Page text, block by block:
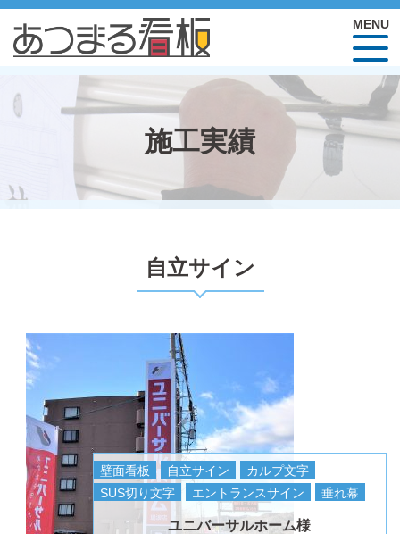
施工実績
自立サイン
壁面看板 自立サイン
カルプ文字
SUS切り文字
エントランスサイン 垂れ幕
ユニバーサルホーム様